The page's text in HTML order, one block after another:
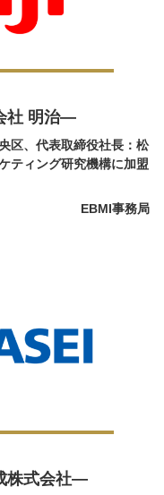
社 明治―
区、代表取締役社長：松
ティング研究機構に加盟
EBMI事務局
株式会社―